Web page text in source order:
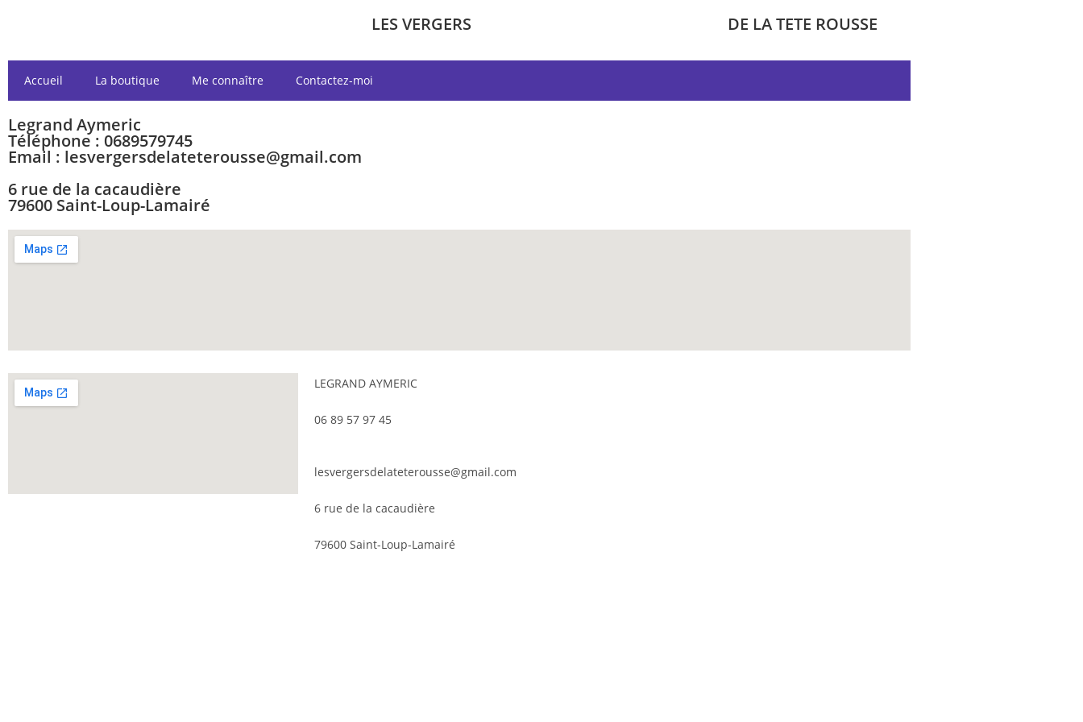
LES VERGERS DE LA TETE ROUSSE
Accueil La boutique Me connaître Contactez-moi
Legrand Aymeric
Téléphone : 0689579745
Email : lesvergersdelateterousse@gmail.com
6 rue de la cacaudière
79600 Saint-Loup-Lamairé
LEGRAND AYMERIC
06 89 57 97 45
lesvergersdelateterousse@gmail.com
6 rue de la cacaudière
79600 Saint-Loup-Lamairé